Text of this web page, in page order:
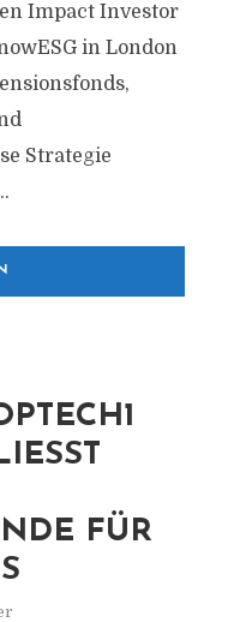
Impact Investor
in London
Strategie
E
FÜR Z